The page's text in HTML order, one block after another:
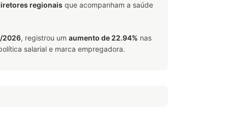
regionais que acompanham a saúde
2026, registrou um aumento de 22.94% nas
salarial e marca empregadora.